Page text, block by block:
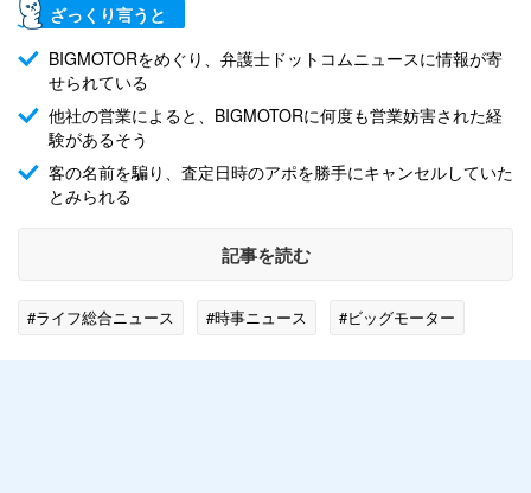
ざっくり言うと
BIGMOTORをめぐり、弁護士ドットコムニュースに情報が寄
せられている
他社の営業によると、BIGMOTORに何度も営業妨害された経
験があるそう
客の名前を騙り、査定日時のアポを勝手にキャンセルしていた
とみられる
記事を読む
#ライフ総合ニュース #時事ニュース #ビッグモーター